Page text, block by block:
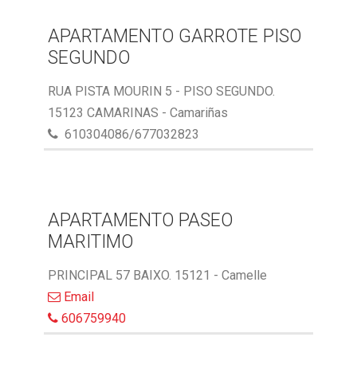
APARTAMENTO GARROTE PISO
SEGUNDO
RUA PISTA MOURIN 5 - PISO SEGUNDO.
15123 CAMARINAS - Camariñas
610304086/677032823
APARTAMENTO PASEO
MARITIMO
PRINCIPAL 57 BAIXO. 15121 - Camelle
Email
606759940